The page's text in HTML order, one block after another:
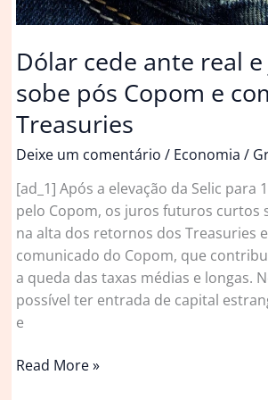
Dólar cede ante real
sobe pós Copom e
Treasuries
Deixe um comentário / Economia /
[ad_1] Após a elevação da Selic para
pelo Copom, os juros futuros curtos
na alta dos retornos dos Treasuries
comunicado do Copom, que
a queda das taxas médias e longas.
possível ter entrada de capital
e
Dólar
Read More »